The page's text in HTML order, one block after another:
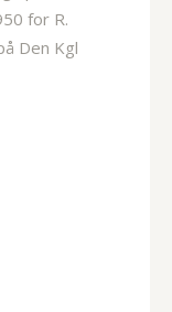
for R.
Den Kgl